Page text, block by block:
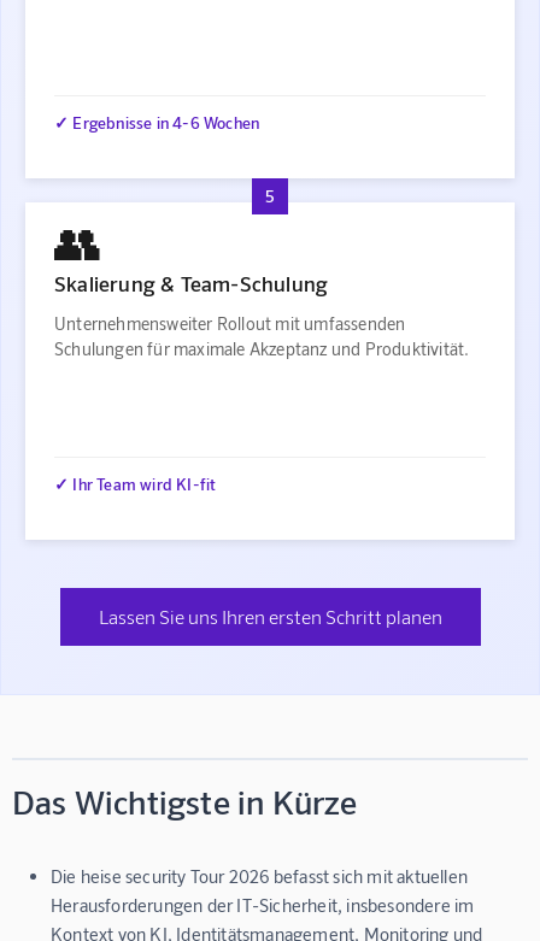
✓ Ergebnisse in 4-6 Wochen
5
👥
Skalierung & Team-Schulung
Unternehmensweiter Rollout mit umfassenden
Schulungen für maximale Akzeptanz und Produktivität.
✓ Ihr Team wird KI-fit
Lassen Sie uns Ihren ersten Schritt planen
Das Wichtigste in Kürze
Die heise security Tour 2026 befasst sich mit aktuellen
Herausforderungen der IT-Sicherheit, insbesondere im
Kontext von KI, Identitätsmanagement, Monitoring und